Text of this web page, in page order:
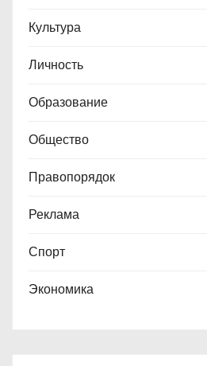
Культура
Личность
Образование
Общество
Правопорядок
Реклама
Спорт
Экономика